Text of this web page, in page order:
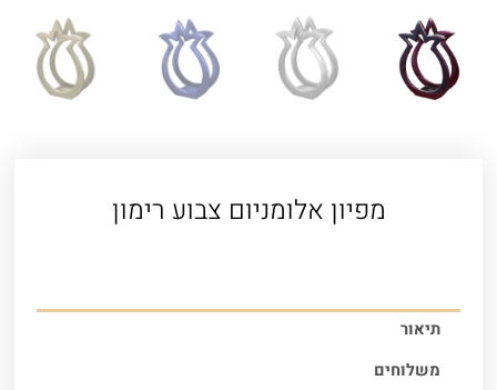
מפיון אלומניום צבוע רימון
תיאור
משלוחים